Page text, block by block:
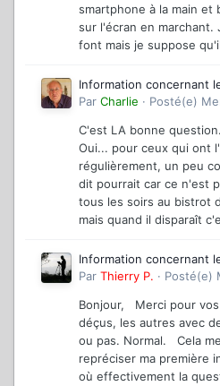
smartphone à la main et
sur l'écran en marchant.
font mais je suppose
Information concernant
Par Charlie · Posté(e)
C'est LA bonne
Oui... pour ceux qui ont
régulièrement, un peu
dit pourrait car ce n'est
tous les soirs au bistrot
mais quand il disparaît
Information concernant
Par Thierry P. · Posté(e)
Bonjour, Merci pour
déçus, les autres avec
ou pas. Normal. Cela
repréciser ma première
où effectivement la